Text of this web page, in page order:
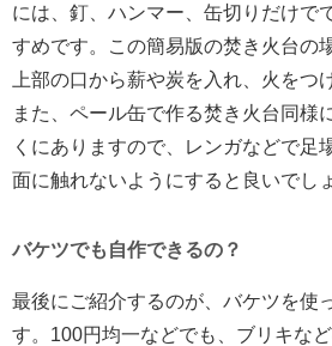
には、釘、ハンマー、缶切りだけで
すめです。この簡易版の焚き火台の
上部の口から薪や炭を入れ、火をつ
また、ペール缶で作る焚き火台同様
くにありますので、レンガなどで足
面に触れないようにすると良いでし
バケツでも自作できるの？
最後にご紹介するのが、バケツを使
す。100円均一などでも、ブリキな